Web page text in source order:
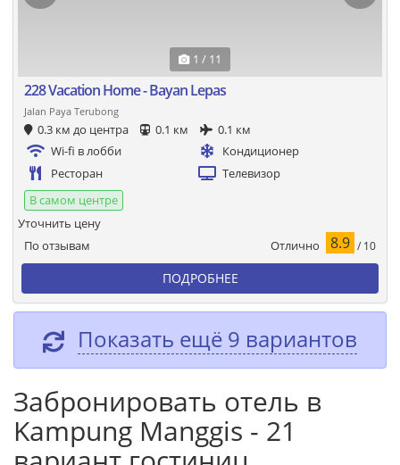
1 / 11
228 Vacation Home - Bayan Lepas
Jalan Paya Terubong
0.3 км до центра 0.1 км
0.1 км
Wi-fi в лобби
Кондиционер
Ресторан
Телевизор
В самом центре
По отзывам Отлично 8.9 / 10
Уточнить цену
ПОДРОБНЕЕ
Показать ещё 9 вариантов
Забронировать отель в
Kampung Manggis - 21